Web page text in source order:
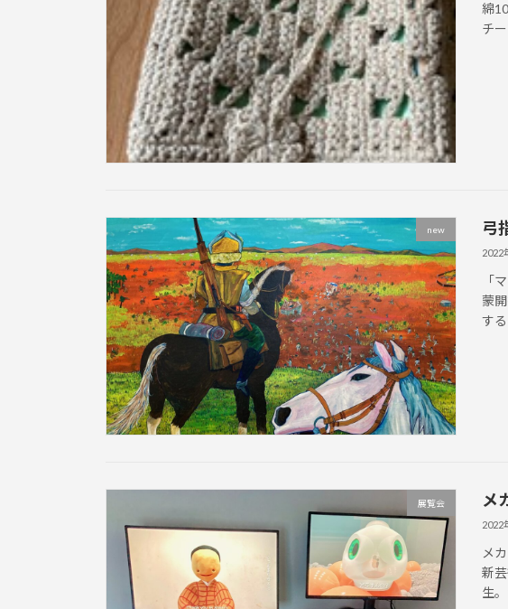
綿
チ
new 弓
2022
「
蒙
す
展覧会 メ
2022
メ
新
生